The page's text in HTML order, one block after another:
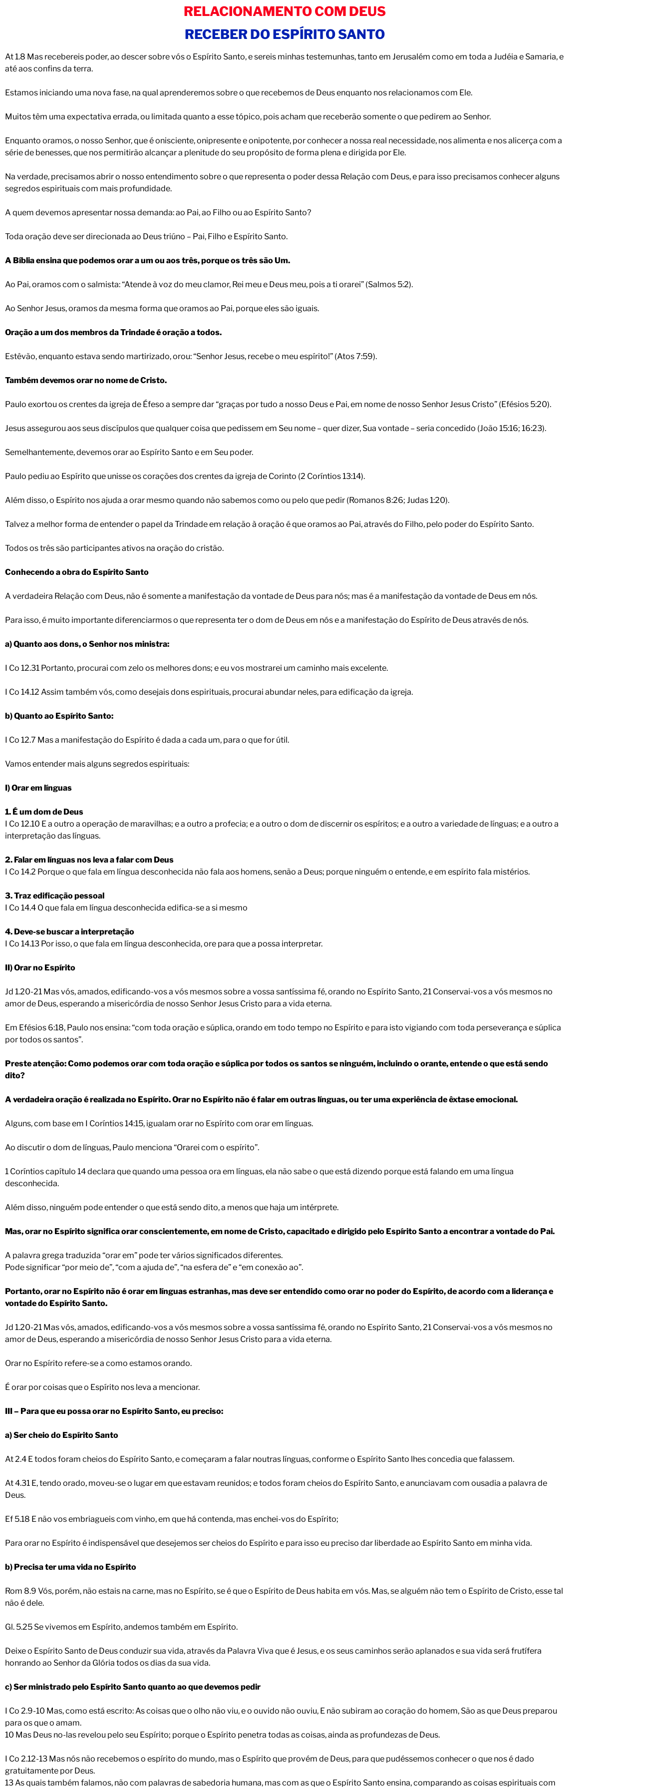
RELACIONAMENTO COM DEUS
RECEBER DO ESPÍRITO SANTO
At 1.8 Mas recebereis poder, ao descer sobre vós o Espírito Santo, e sereis minhas testemunhas, tanto em Jerusalém como em toda a Judéia e Samaria, e
até aos confins da terra.
Estamos iniciando uma nova fase, na qual aprenderemos sobre o que recebemos de Deus enquanto nos relacionamos com Ele.
Muitos têm uma expectativa errada, ou limitada quanto a esse tópico, pois acham que receberão somente o que pedirem ao Senhor.
Enquanto oramos, o nosso Senhor, que é onisciente, onipresente e onipotente, por conhecer a nossa real necessidade, nos alimenta e nos alicerça com a
série de benesses, que nos permitirão alcançar a plenitude do seu propósito de forma plena e dirigida por Ele.
Na verdade, precisamos abrir o nosso entendimento sobre o que representa o poder dessa Relação com Deus, e para isso precisamos conhecer alguns
segredos espirituais com mais profundidade.
A quem devemos apresentar nossa demanda: ao Pai, ao Filho ou ao Espírito Santo?
Toda oração deve ser direcionada ao Deus triúno – Pai, Filho e Espírito Santo.
A Bíblia ensina que podemos orar a um ou aos três, porque os três são Um.
Ao Pai, oramos com o salmista: “Atende à voz do meu clamor, Rei meu e Deus meu, pois a ti orarei” (Salmos 5:2).
Ao Senhor Jesus, oramos da mesma forma que oramos ao Pai, porque eles são iguais.
Oração a um dos membros da Trindade é oração a todos.
Estêvão, enquanto estava sendo martirizado, orou: “Senhor Jesus, recebe o meu espírito!” (Atos 7:59).
Também devemos orar no nome de Cristo.
Paulo exortou os crentes da igreja de Éfeso a sempre dar “graças por tudo a nosso Deus e Pai, em nome de nosso Senhor Jesus Cristo” (Efésios 5:20).
Jesus assegurou aos seus discípulos que qualquer coisa que pedissem em Seu nome – quer dizer, Sua vontade – seria concedido (João 15:16; 16:23).
Semelhantemente, devemos orar ao Espírito Santo e em Seu poder.
Paulo pediu ao Espírito que unisse os corações dos crentes da igreja de Corinto (2 Coríntios 13:14).
Além disso, o Espírito nos ajuda a orar mesmo quando não sabemos como ou pelo que pedir (Romanos 8:26; Judas 1:20).
Talvez a melhor forma de entender o papel da Trindade em relação à oração é que oramos ao Pai, através do Filho, pelo poder do Espírito Santo.
Todos os três são participantes ativos na oração do cristão.
Conhecendo a obra do Espírito Santo
A verdadeira Relação com Deus, não é somente a manifestação da vontade de Deus para nós; mas é a manifestação da vontade de Deus em nós.
Para isso, é muito importante diferenciarmos o que representa ter o dom de Deus em nós e a manifestação do Espírito de Deus através de nós.
a) Quanto aos dons, o Senhor nos ministra:
I Co 12.31 Portanto, procurai com zelo os melhores dons; e eu vos mostrarei um caminho mais excelente.
I Co 14.12 Assim também vós, como desejais dons espirituais, procurai abundar neles, para edificação da igreja.
b) Quanto ao Espírito Santo:
I Co 12.7 Mas a manifestação do Espírito é dada a cada um, para o que for útil.
Vamos entender mais alguns segredos espirituais:
I) Orar em línguas
1. É um dom de Deus
I Co 12.10 E a outro a operação de maravilhas; e a outro a profecia; e a outro o dom de discernir os espíritos; e a outro a variedade de línguas; e a outro a
interpretação das línguas.
2. Falar em línguas nos leva a falar com Deus
I Co 14.2 Porque o que fala em língua desconhecida não fala aos homens, senão a Deus; porque ninguém o entende, e em espírito fala mistérios.
3. Traz edificação pessoal
I Co 14.4 O que fala em língua desconhecida edifica-se a si mesmo
4. Deve-se buscar a interpretação
I Co 14.13 Por isso, o que fala em língua desconhecida, ore para que a possa interpretar.
II) Orar no Espírito
Jd 1.20-21 Mas vós, amados, edificando-vos a vós mesmos sobre a vossa santíssima fé, orando no Espírito Santo, 21 Conservai-vos a vós mesmos no
amor de Deus, esperando a misericórdia de nosso Senhor Jesus Cristo para a vida eterna.
Em Efésios 6:18, Paulo nos ensina: “com toda oração e súplica, orando em todo tempo no Espírito e para isto vigiando com toda perseverança e súplica
por todos os santos”.
Preste atenção: Como podemos orar com toda oração e súplica por todos os santos se ninguém, incluindo o orante, entende o que está sendo
dito?
A verdadeira oração é realizada no Espírito. Orar no Espírito não é falar em outras línguas, ou ter uma experiência de êxtase emocional.
Alguns, com base em I Coríntios 14:15, igualam orar no Espírito com orar em línguas.
Ao discutir o dom de línguas, Paulo menciona “Orarei com o espírito”.
1 Coríntios capítulo 14 declara que quando uma pessoa ora em línguas, ela não sabe o que está dizendo porque está falando em uma língua
desconhecida.
Além disso, ninguém pode entender o que está sendo dito, a menos que haja um intérprete.
Mas, orar no Espírito significa orar conscientemente, em nome de Cristo, capacitado e dirigido pelo Espírito Santo a encontrar a vontade do Pai.
A palavra grega traduzida “orar em” pode ter vários significados diferentes.
Pode significar “por meio de”, “com a ajuda de”, “na esfera de” e “em conexão ao”.
Portanto, orar no Espírito não é orar em línguas estranhas, mas deve ser entendido como orar no poder do Espírito, de acordo com a liderança e
vontade do Espírito Santo.
Jd 1.20-21 Mas vós, amados, edificando-vos a vós mesmos sobre a vossa santíssima fé, orando no Espírito Santo, 21 Conservai-vos a vós mesmos no
amor de Deus, esperando a misericórdia de nosso Senhor Jesus Cristo para a vida eterna.
Orar no Espírito refere-se a como estamos orando.
É orar por coisas que o Espírito nos leva a mencionar.
III – Para que eu possa orar no Espírito Santo, eu preciso:
a) Ser cheio do Espírito Santo
At 2.4 E todos foram cheios do Espírito Santo, e começaram a falar noutras línguas, conforme o Espírito Santo lhes concedia que falassem.
At 4.31 E, tendo orado, moveu-se o lugar em que estavam reunidos; e todos foram cheios do Espírito Santo, e anunciavam com ousadia a palavra de
Deus.
Ef 5.18 E não vos embriagueis com vinho, em que há contenda, mas enchei-vos do Espírito;
Para orar no Espírito é indispensável que desejemos ser cheios do Espírito e para isso eu preciso dar liberdade ao Espírito Santo em minha vida.
b) Precisa ter uma vida no Espírito
Rom 8.9 Vós, porém, não estais na carne, mas no Espírito, se é que o Espírito de Deus habita em vós. Mas, se alguém não tem o Espírito de Cristo, esse tal
não é dele.
Gl. 5.25 Se vivemos em Espírito, andemos também em Espírito.
Deixe o Espírito Santo de Deus conduzir sua vida, através da Palavra Viva que é Jesus, e os seus caminhos serão aplanados e sua vida será frutífera
honrando ao Senhor da Glória todos os dias da sua vida.
c) Ser ministrado pelo Espírito Santo quanto ao que devemos pedir
I Co 2.9-10 Mas, como está escrito: As coisas que o olho não viu, e o ouvido não ouviu, E não subiram ao coração do homem, São as que Deus preparou
para os que o amam.
10 Mas Deus no-las revelou pelo seu Espírito; porque o Espírito penetra todas as coisas, ainda as profundezas de Deus.
I Co 2.12-13 Mas nós não recebemos o espírito do mundo, mas o Espírito que provém de Deus, para que pudéssemos conhecer o que nos é dado
gratuitamente por Deus.
13 As quais também falamos, não com palavras de sabedoria humana, mas com as que o Espírito Santo ensina, comparando as coisas espirituais com